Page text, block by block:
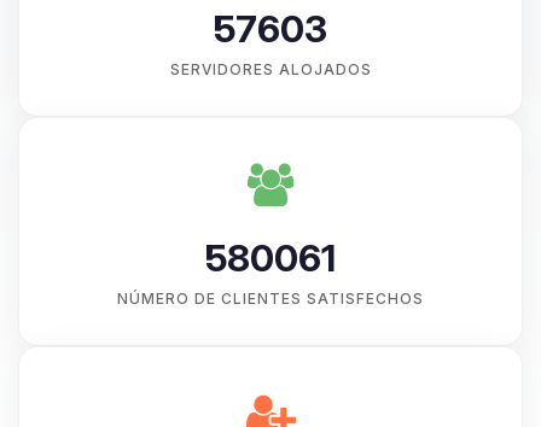
57603
SERVIDORES ALOJADOS
580061
NÚMERO DE CLIENTES SATISFECHOS